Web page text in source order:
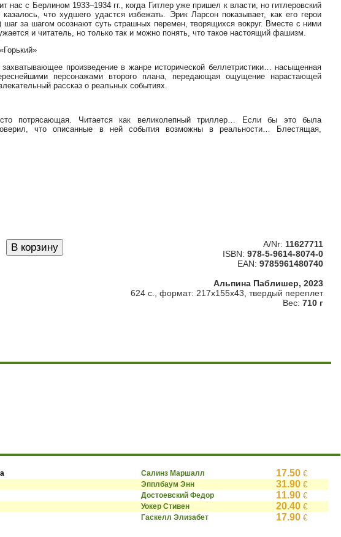
нас с Берлином 1933–1934 гг., когда Гитлер уже пришел к власти, но гитлеровский
что худшего удастся избежать. Эрик Ларсон показывает, как его герои
за шагом осознают суть страшных перемен, творящихся вокруг. Вместе с ними
и читатель, но только так и можно понять, что такое настоящий фашизм.
произведение в жанре исторической беллетристики… насыщенная
персонажами второго плана, передающая ощущение нарастающей
рассказ о реальных событиях.
потрясающая. Читается как великолепный триллер… Если бы это была
что описанные в ней события возможны в реальности… Блестящая,
A/Nr: 11627711
ISBN: 978-5-9614-8074-0
EAN: 9785961480740
Альпина Паблишер, 2023
624 с., формат: 217x155x43, твердый переплет
Вес: 710 г
Салинз Маршалл 17.50 €
Эпплбаум Энн 31.90 €
Достоевский Федор 11.90 €
Уокер Стивен 20.40 €
Гаскелл Элизабет 17.90 €